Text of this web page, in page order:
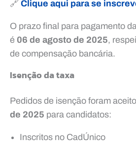
🔗 Clique aqui para se
O prazo final para pagamento
é 06 de agosto de 2025,
de compensação bancária.
Isenção da taxa
Pedidos de isenção foram
de 2025 para candidatos:
Inscritos no CadÚnico